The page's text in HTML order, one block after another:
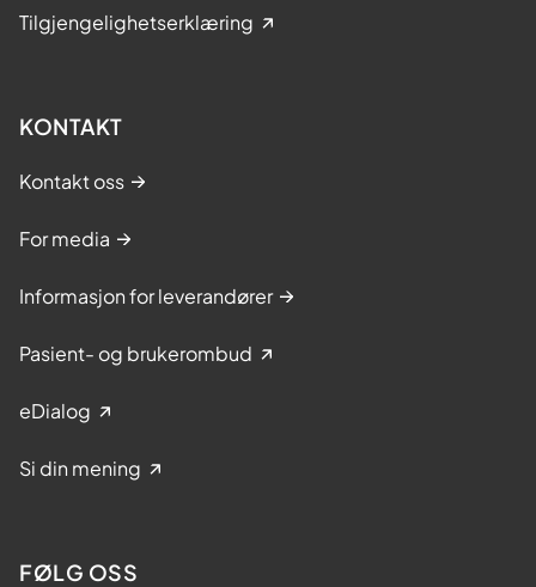
Tilgjengelighetserklæring
KONTAKT
Kontakt oss
For media
Informasjon for leverandører
Pasient- og brukerombud
eDialog
Si din mening
FØLG OSS